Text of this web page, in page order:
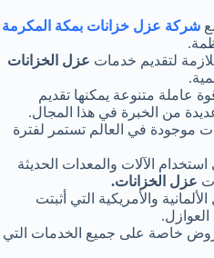
شركة عزل خزانات بمكة المكرمة
لتقديم خدمات عزل الخزانات
عاملة متنوعة يمكنها تقديم
من الخبرة في هذا المجال.
موجودة في العالم تستمر لفترة
الآلات والمعدات الحديثة
عزل الخزانات.
والأمريكية التي أثبتت
خاصة على جميع الخدمات التي